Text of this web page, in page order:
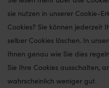
sie nutzen in unserer Cookie-
Cookies? Sie können jederzeit
selber Cookies löschen. In
Ihnen genau wie Sie dies
Sie Ihre Cookies ausschalten,
wahrscheinlich weniger gut.